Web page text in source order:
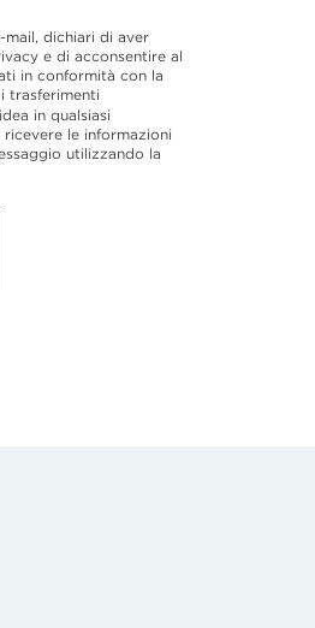
dichiari di aver
e di acconsentire al
in conformità con la
trasferimenti
in qualsiasi
le informazioni
utilizzando la